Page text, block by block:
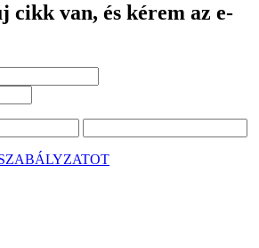
cikk van, és kérem az e-